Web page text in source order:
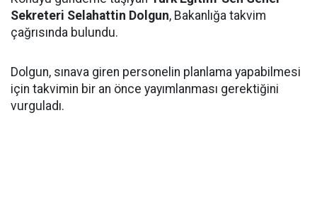
Sekreteri Selahattin Dolgun, Bakanlığa takvim
çağrısında bulundu.
Dolgun, sınava giren personelin planlama yapabilmesi
için takvimin bir an önce yayımlanması gerektiğini
vurguladı.